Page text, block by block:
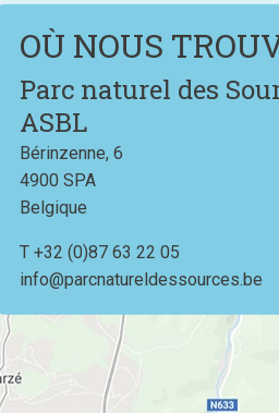
OÙ NOUS
Parc naturel des
ASBL
Bérinzenne, 6
4900 SPA
Belgique
T Téléphone
+32 (0)87 63 22 05
info@parcnatureldessources.be